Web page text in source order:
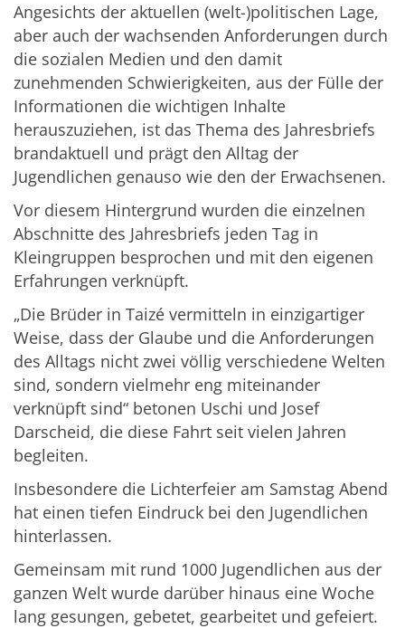
Angesichts der aktuellen (welt-)politischen Lage,
aber auch der wachsenden Anforderungen durch
die sozialen Medien und den damit
zunehmenden Schwierigkeiten, aus der Fülle der
Informationen die wichtigen Inhalte
herauszuziehen, ist das Thema des Jahresbriefs
brandaktuell und prägt den Alltag der
Jugendlichen genauso wie den der Erwachsenen.
Vor diesem Hintergrund wurden die einzelnen
Abschnitte des Jahresbriefs jeden Tag in
Kleingruppen besprochen und mit den eigenen
Erfahrungen verknüpft.
„Die Brüder in Taizé vermitteln in einzigartiger
Weise, dass der Glaube und die Anforderungen
des Alltags nicht zwei völlig verschiedene Welten
sind, sondern vielmehr eng miteinander
verknüpft sind“ betonen Uschi und Josef
Darscheid, die diese Fahrt seit vielen Jahren
begleiten.
Insbesondere die Lichterfeier am Samstag Abend
hat einen tiefen Eindruck bei den Jugendlichen
hinterlassen.
Gemeinsam mit rund 1000 Jugendlichen aus der
ganzen Welt wurde darüber hinaus eine Woche
lang gesungen, gebetet, gearbeitet und gefeiert.